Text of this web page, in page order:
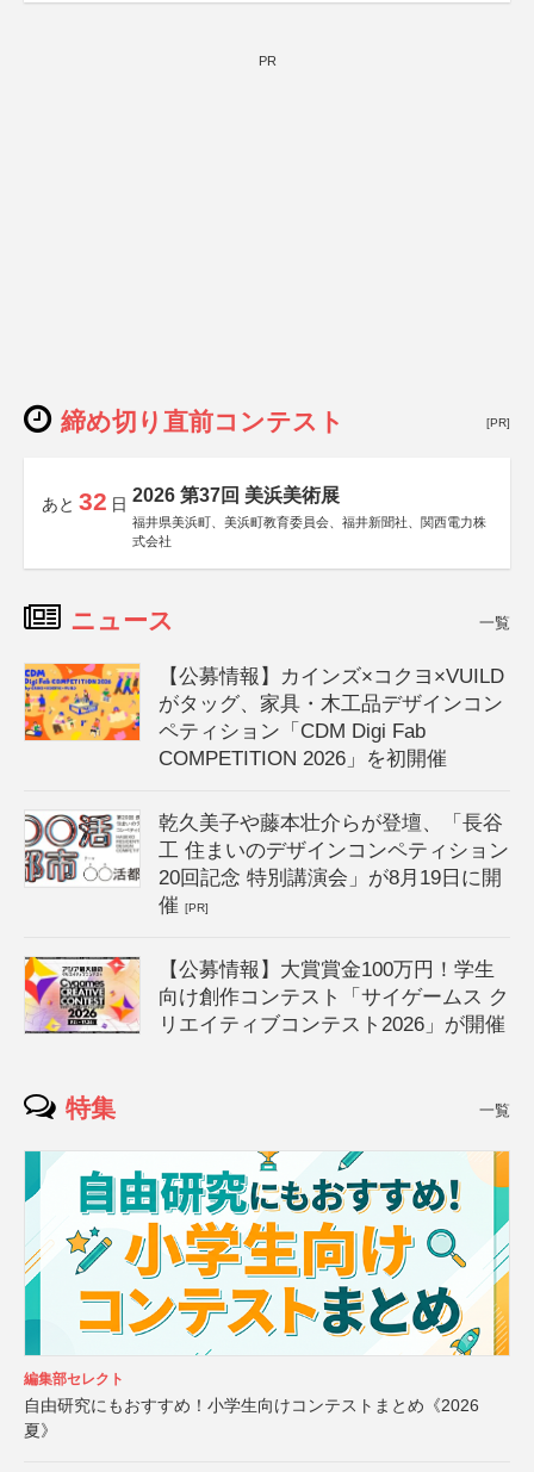
PR
締め切り直前コンテスト [PR]
あと 32 日 2026 第37回 美浜美術展
福井県美浜町、美浜町教育委員会、福井新聞社、関西電力株
式会社
ニュース 一覧
【公募情報】カインズ×コクヨ×VUILD
がタッグ、家具・木工品デザインコン
ペティション「CDM Digi Fab
COMPETITION 2026」を初開催
乾久美子や藤本壮介らが登壇、「長谷
工 住まいのデザインコンペティション
20回記念 特別講演会」が8月19日に開
催[PR]
【公募情報】大賞賞金100万円！学生
向け創作コンテスト「サイゲームス ク
リエイティブコンテスト2026」が開催
特集 一覧
編集部セレクト
自由研究にもおすすめ！小学生向けコンテストまとめ《2026
夏》